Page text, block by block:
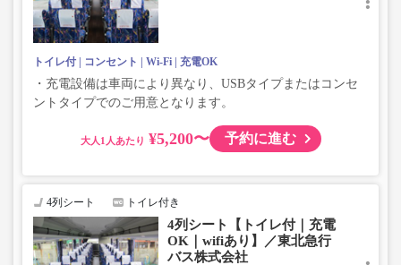
トイレ付 コンセント Wi-Fi 充電OK
・充電設備は車両により異なり、USBタイプまたはコンセ
ントタイプでのご用意となります。
大人 ¥5,200〜 予約に進む
4列シート トイレ付き
4列シート【トイレ付｜充電
OK｜wifiあり】／東北急行
バス株式会社